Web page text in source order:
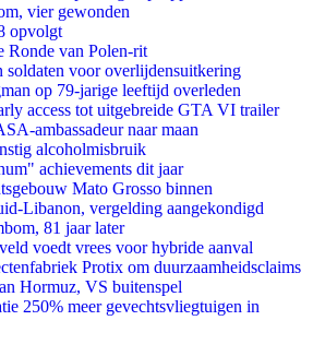
vier gewonden
opvolgt
Ronde van Polen-rit
voor overlijdensuitkering
op 79-jarige leeftijd overleden
access tot uitgebreide GTA VI trailer
ambassadeur naar maan
alcoholmisbruik
achievements dit jaar
Mato Grosso binnen
Libanon, vergelding aangekondigd
81 jaar later
voedt vrees voor hybride aanval
Protix om duurzaamheidsclaims
Hormuz, VS buitenspel
250% meer gevechtsvliegtuigen in